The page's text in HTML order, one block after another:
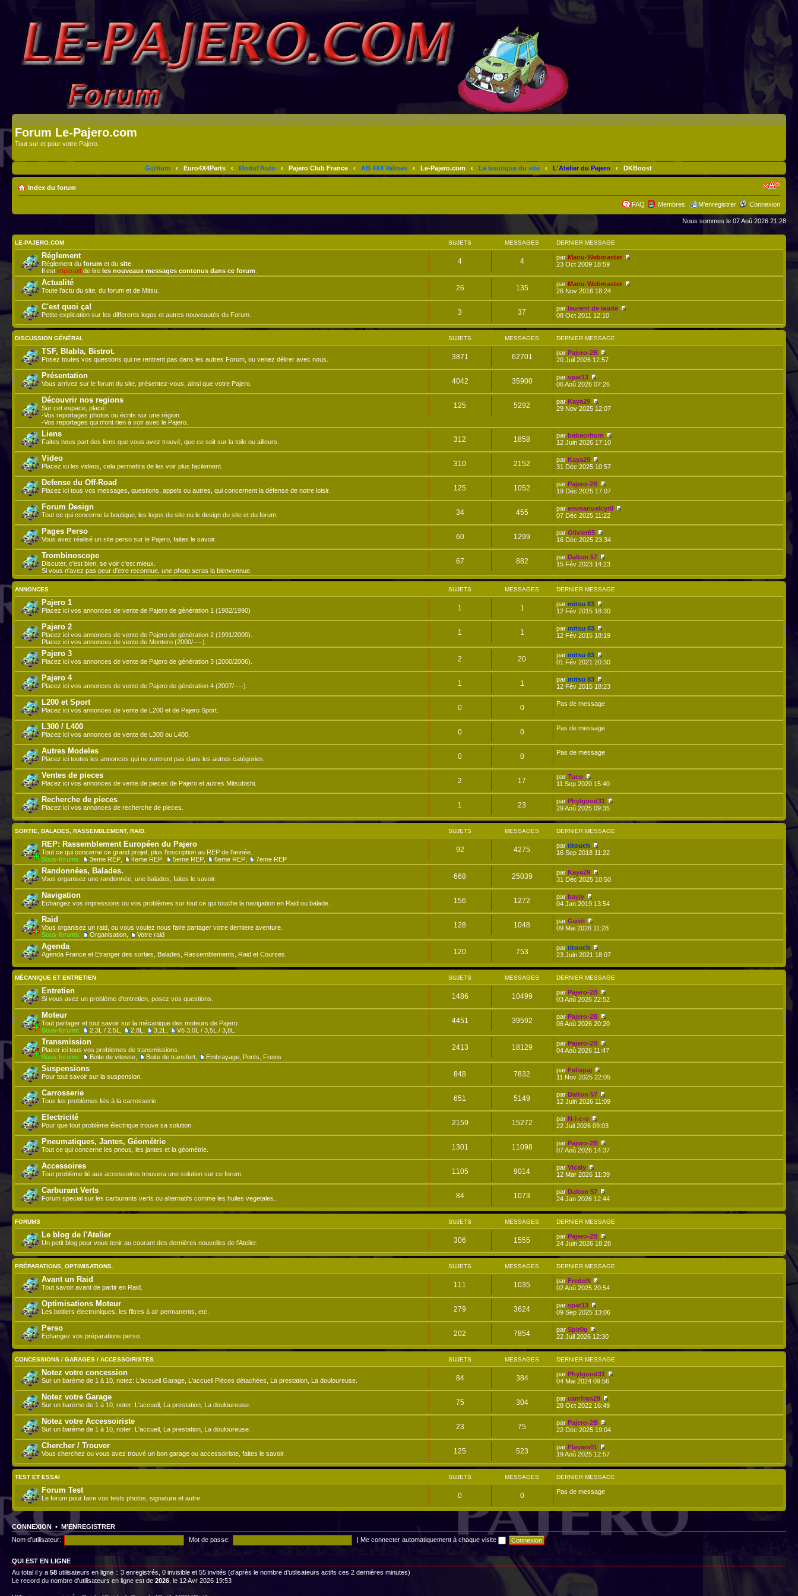
Forum Le-Pajero.com
Tout sur et pour votre Pajero.
G@lium ‹ Euro4X4Parts ‹ Modul'Auto ‹ Pajero Club France ‹ AB 4X4 Valines ‹ Le-Pajero.com ‹ La boutique du site ‹ L'Atelier du Pajero ‹ DKBoost
Index du forum
FAQ Membres M’enregistrer Connexion
Nous sommes le 07 Aoû 2026 21:28
LE-PAJERO.COM SUJETS MESSAGES DERNIER MESSAGE
Réglement
Réglement du forum et du site
Il est impératif de lire les nouveaux messages contenus dans ce forum
4 4 parManu-Webmaster
23 Oct 2009 18:59
Actualité
Toute l'actu du site, du forum et de Mitsu. 26 135 parManu-Webmaster
26 Nov 2016 18:24
C'est quoi ça!
Petite explication sur les differents logos et autres nouveautés du Forum. 3 37 parlaurent de laude
08 Oct 2011 12:10
DISCUSSION GÉNÉRAL SUJETS MESSAGES DERNIER MESSAGE
TSF, Blabla, Bistrot.
Posez toutes vos questions qui ne rentrent pas dans les autres Forum, ou venez délirer avec nous. 3871 62701 parPajero-2B
20 Juil 2026 12:57
Présentation
Vous arrivez sur le forum du site, présentez-vous, ainsi que votre Pajero. 4042 35900 parspat13
06 Aoû 2026 07:26
Découvrir nos regions
Sur cet espace, placé:
-Vos reportages photos ou écrits sur une région.
-Vos reportages qui n'ont rien à voir avec le Pajero.
125 5292 parKaya29
29 Nov 2025 12:07
Liens
Faites nous part des liens que vous avez trouvé, que ce soit sur la toile ou ailleurs. 312 1858 parbabaorhum
12 Juin 2026 17:10
Video
Placez ici les videos, cela permettra de les voir plus facilement. 310 2152 parKaya29
31 Déc 2025 10:57
Defense du Off-Road
Placez ici tous vos messages, questions, appels ou autres, qui concernent la défense de notre loisir. 125 1052 parPajero-2B
19 Déc 2025 17:07
Forum Design
Tout ce qui concerne la boutique, les logos du site ou le design du site et du forum. 34 455 paremmanuelcyril
07 Déc 2025 11:22
Pages Perso
Vous avez réalisé un site perso sur le Pajero, faites le savoir. 60 1299 parOlivier65
16 Déc 2025 23:34
Trombinoscope
Discuter, c'est bien, se voir c'est mieux.
Si vous n'avez pas peur d'etre reconnue, une photo seras la bienvennue.
67 882 parDalton 57
15 Fév 2023 14:23
ANNONCES SUJETS MESSAGES DERNIER MESSAGE
Pajero 1
Placez ici vos annonces de vente de Pajero de génération 1 (1982/1990) 1 1 parmitsu 83
12 Fév 2015 18:30
Pajero 2
Placez ici vos annonces de vente de Pajero de génération 2 (1991/2000).
Placez ici vos annonces de vente de Montero (2000/----).
1 1 parmitsu 83
12 Fév 2015 18:19
Pajero 3
Placez ici vos annonces de vente de Pajero de génération 3 (2000/2006). 2 20 parmitsu 83
01 Fév 2021 20:30
Pajero 4
Placez ici vos annonces de vente de Pajero de génération 4 (2007/----). 1 1 parmitsu 83
12 Fév 2015 18:23
L200 et Sport
Placez ici vos annonces de vente de L200 et de Pajero Sport. 0 0 Pas de message
L300 / L400
Placez ici vos annonces de vente de L300 ou L400. 0 0 Pas de message
Autres Modeles
Placez ici toutes les annonces qui ne rentrent pas dans les autres catégories. 0 0 Pas de message
Ventes de pieces
Placez ici vos annonces de vente de pieces de Pajero et autres Mitsubishi. 2 17 parTuco
11 Sep 2020 15:40
Recherche de pieces
Placez ici vos annonces de recherche de pieces. 1 23 parPhylgood31
29 Aoû 2025 09:35
SORTIE, BALADES, RASSEMBLEMENT, RAID. SUJETS MESSAGES DERNIER MESSAGE
REP: Rassemblement Européen du Pajero
Tout ce qui concerne ce grand projet, plus l'inscription au REP de l'année.
Sous-forums:
3eme REP 4eme REP 5eme REP 6eme REP 7eme REP
92 4275 partitouch
16 Sep 2018 11:22
Randonnées, Balades.
Vous organisez une randonnée, une balades, faites le savoir. 668 25039 parKaya29
31 Déc 2025 10:50
Navigation
Echangez vos impressions ou vos problèmes sur tout ce qui touche la navigation en Raid ou balade. 156 1272 parbayjy
04 Jan 2019 13:54
Raid
Vous organisez un raid, ou vous voulez nous faire partager votre derniere aventure.
Sous-forums:
Organisation Votre raid
128 1048 parGuidi
09 Mai 2026 11:28
Agenda
Agenda France et Etranger des sorties, Balades, Rassemblements, Raid et Courses. 120 753 partitouch
23 Juin 2021 18:07
MÉCANIQUE ET ENTRETIEN SUJETS MESSAGES DERNIER MESSAGE
Entretien
Si vous avez un problème d'entretien, posez vos questions. 1486 10499 parPajero-2B
03 Aoû 2026 22:52
Moteur
Tout partager et tout savoir sur la mécanique des moteurs de Pajero.
Sous-forums:
2,3L / 2,5L 2,8L 3,2L V6 3,0L / 3,5L / 3,8L
4451 39592 parPajero-2B
06 Aoû 2026 20:20
Transmission
Placer ici tous vos problemes de transmissions.
Sous-forums:
Boite de vitesse Boite de transfert Embrayage, Ponts, Freins
2413 18129 parPajero-2B
04 Aoû 2026 11:47
Suspensions
Pour tout savoir sur la suspension. 848 7832 parFelixpaj
11 Nov 2025 22:05
Carrosserie
Tous les problèmes liés à la carrosserie. 651 5149 parDalton 57
12 Juin 2026 11:09
Electricité
Pour que tout problème électrique trouve sa solution. 2159 15272 parN-i-c-o
22 Juil 2026 09:03
Pneumatiques, Jantes, Géométrie
Tout ce qui concerne les pneus, les jantes et la géométrie. 1301 11098 parPajero-2B
07 Aoû 2026 14:37
Accessoires
Tout problème lié aux accessoires trouvera une solution sur ce forum. 1105 9014 parVicaly
12 Mar 2026 11:39
Carburant Verts
Forum special sur les carburants verts ou alternatifs comme les huiles vegetales. 84 1073 parDalton 57
24 Jan 2026 12:44
FORUMS SUJETS MESSAGES DERNIER MESSAGE
Le blog de l'Atelier
Un petit blog pour vous tenir au courant des dernières nouvelles de l'Atelier. 306 1555 parPajero-2B
24 Juin 2026 18:28
PRÉPARATIONS, OPTIMISATIONS. SUJETS MESSAGES DERNIER MESSAGE
Avant un Raid
Tout savoir avant de partir en Raid. 111 1035 parFredoN
02 Aoû 2025 20:54
Optimisations Moteur
Les boitiers électroniques, les filtres à air permanents, etc. 279 3624 parspat13
09 Sep 2025 13:06
Perso
Echangez vos préparations perso. 202 7854 parSpir0u
22 Juil 2026 12:30
CONCESSIONS / GARAGES / ACCESSOIRISTES. SUJETS MESSAGES DERNIER MESSAGE
Notez votre concession
Sur un barème de 1 à 10, notez: L'accueil Garage, L'accueil Pièces détachées, La prestation, La douloureuse. 84 384 parPhylgood31
04 Mai 2024 09:56
Notez votre Garage
Sur un barème de 1 à 10, noter: L'accueil, La prestation, La douloureuse. 75 304 parcamfran29
28 Oct 2022 16:49
Notez votre Accessoiriste
Sur un barème de 1 à 10, noter: L'accueil, La prestation, La douloureuse. 23 75 parPajero-2B
22 Déc 2025 19:04
Chercher / Trouver
Vous cherchez ou vous avez trouvé un bon garage ou accessoiriste, faites le savoir. 125 523 parFlavien01
19 Aoû 2025 12:57
TEST ET ESSAI SUJETS MESSAGES DERNIER MESSAGE
Forum Test
Le forum pour faire vos tests photos, signature et autre. 0 0 Pas de message
CONNEXION • M’ENREGISTRER
Nom d’utilisateur:
Mot de passe: |Me connecter automatiquement à chaque visite
QUI EST EN LIGNE
Au total il y a 58 utilisateurs en ligne :: 3 enregistrés, 0 invisible et 55 invités (d’après le nombre d’utilisateurs actifs ces 2 dernières minutes)
Le record du nombre d’utilisateurs en ligne est de 2026 , le 12 Avr 2026 19:53